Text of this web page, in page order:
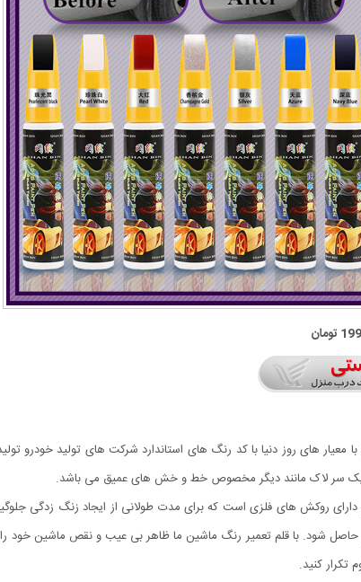
های روز دنیا با کد رنگ های استاندارد شرکت های تولید خودرو
یک سر لاک مانند دیگر مخصوص خط و خش های عمیق می باشد.
روکش های فلزی است که برای مدت طولانی از ایجاد زنگ زدگی
شود. با قلم تعمیر رنگ ماشین ما ظاهر بی عیب و نقص ماشین خود را
تکرار کنید.